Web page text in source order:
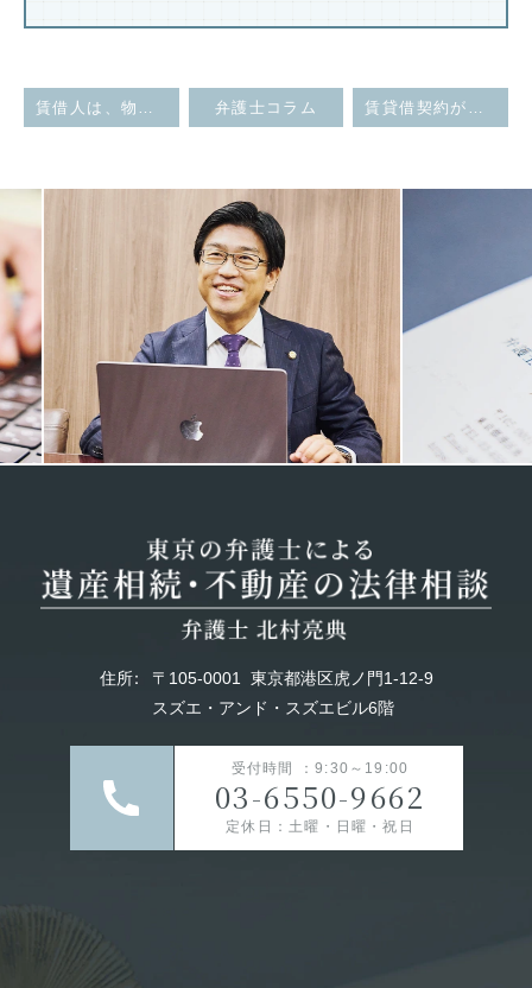
賃借人は、物件から退去した後も原状回復工事が完了するまでの間の賃料支払義務を負うか 弁護士コラム 賃貸借契約が更新された場合における、保証人の責任と改正民法の適用についての注意点
Previous
住所： 〒105-0001
東京都港区虎ノ門1-12-9
スズエ・アンド・スズエビル6階
受付時間 ：9:30～19:00
03-6550-9662
定休日：土曜・日曜・祝日